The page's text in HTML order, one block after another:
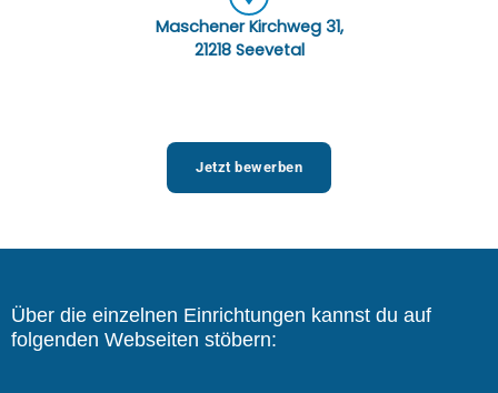
Maschener Kirchweg 31,
21218 Seevetal
Jetzt bewerben
Über die einzelnen Einrichtungen kannst du auf
folgenden Webseiten stöbern: